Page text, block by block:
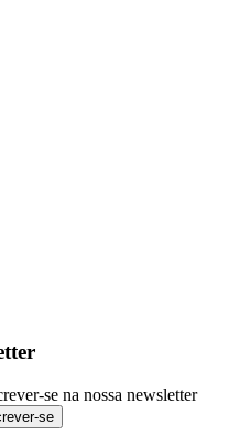
se na nossa newsletter
se